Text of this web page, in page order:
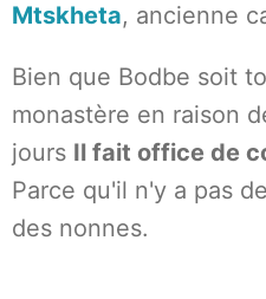
Mtskheta, ancienne
Bien que Bodbe soit
monastère en raison
jours Il fait office de
Parce qu'il n'y a pas
des nonnes.